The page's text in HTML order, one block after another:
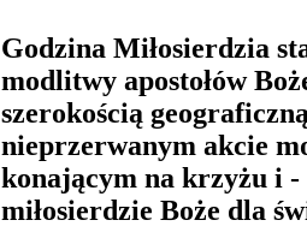
Godzina Miłosierdzia
modlitwy apostołów
szerokością
nieprzerwanym akcie
konającym na krzyżu i -
miłosierdzie Boże dla